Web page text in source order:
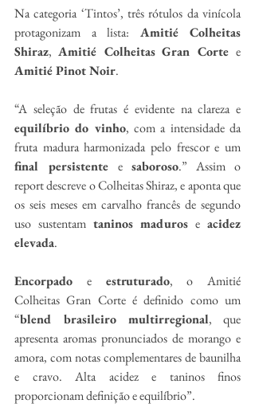
Na categoria ‘Tintos’, três rótulos da vinícola
protagonizam a lista: Amitié Colheitas
Shiraz, Amitié Colheitas Gran Corte
Amitié Pinot Noir.
equilíbrio do vinho, com a intensidade da
final persistente e saboroso.” Assim o
report descreve o Colheitas Shiraz, e aponta que
os seis meses em carvalho francês de segundo
uso sustentam taninos maduros e acidez
elevada.
Encorpado e estruturado, o Amitié
Colheitas Gran Corte é definido como um
“blend brasileiro multirregional, que
apresenta aromas pronunciados de morango e
amora, com notas complementares de baunilha
e cravo. Alta acidez e taninos finos
proporcionam definição e equilíbrio”.